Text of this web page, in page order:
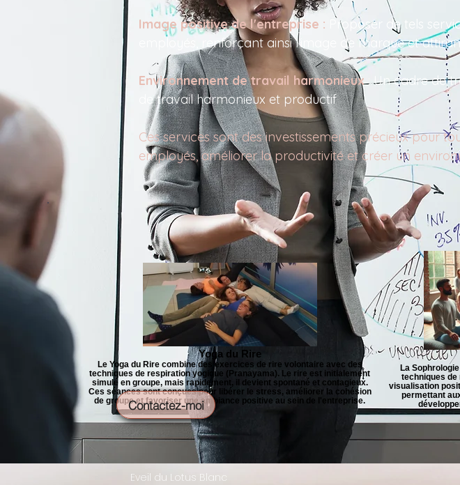
Image positive de l'entreprise :
Proposer de tels
employés, renforçant ainsi l'image de marque et
Environnement de travail harmonieux:Un cadre de
de travail harmonieux et productif
Ces services sont des investissements précieux pour
employés, améliorer la productivité et créer un
Yoga du Rire
Le Yoga du Rire combine des exercices de rire volontaire avec des
techniques de respiration yogique (Pranayama). Le rire est initialement
simulé en groupe, mais rapidement, il devient spontané et contagieux.
Ces séances sont conçues pour libérer le stress, améliorer la cohésion
de groupe et favoriser une ambiance positive au sein de l'entreprise.
La
techniques de
visualisation
permettant
Contactez-moi
Eveil du Lotus Blanc